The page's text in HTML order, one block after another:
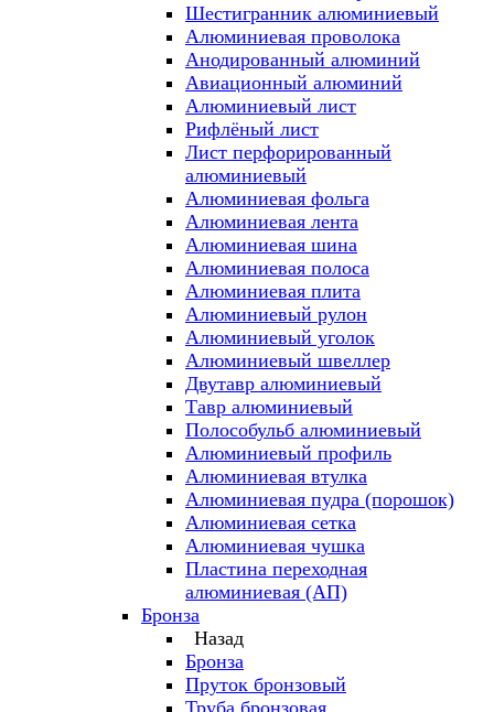
Шестигранник алюминиевый
Алюминиевая проволока
Анодированный алюминий
Авиационный алюминий
Алюминиевый лист
Рифлёный лист
Лист перфорированный
алюминиевый
Алюминиевая фольга
Алюминиевая лента
Алюминиевая шина
Алюминиевая полоса
Алюминиевая плита
Алюминиевый рулон
Алюминиевый уголок
Алюминиевый швеллер
Двутавр алюминиевый
Тавр алюминиевый
Полособульб алюминиевый
Алюминиевый профиль
Алюминиевая втулка
Алюминиевая пудра (порошок)
Алюминиевая сетка
Алюминиевая чушка
Пластина переходная
алюминиевая (АП)
Бронза
Назад
Бронза
Пруток бронзовый
Труба бронзовая